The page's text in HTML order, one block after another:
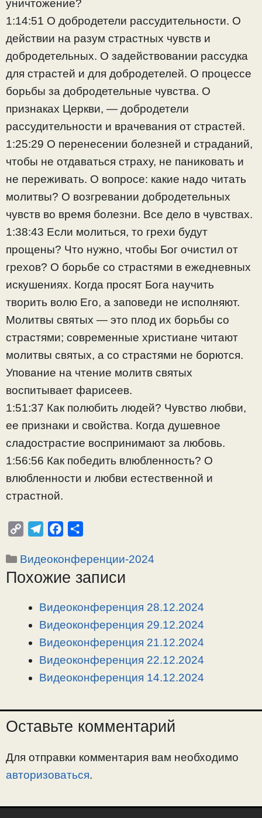
уничтожение?
1:14:51 О добродетели рассудительности. О
действии на разум страстных чувств и
добродетельных. О задействовании рассудка
для страстей и для добродетелей. О процессе
борьбы за добродетельные чувства. О
признаках Церкви, — добродетели
рассудительности и врачевания от страстей.
1:25:29 О перенесении болезней и страданий,
чтобы не отдаваться страху, не паниковать и
не переживать. О вопросе: какие надо читать
молитвы? О возгревании добродетельных
чувств во время болезни. Все дело в чувствах.
1:38:43 Если молиться, то грехи будут
прощены? Что нужно, чтобы Бог очистил от
грехов? О борьбе со страстями в ежедневных
искушениях. Когда просят Бога научить
творить волю Его, а заповеди не исполняют.
Молитвы святых — это плод их борьбы со
страстями; современные христиане читают
молитвы святых, а со страстями не борются.
Упование на чтение молитв святых
воспитывает фарисеев.
1:51:37 Как полюбить людей? Чувство любви,
ее признаки и свойства. Когда душевное
сладострастие воспринимают за любовь.
1:56:56 Как победить влюбленность? О
влюбленности и любви естественной и
страстной.
p
y
l
e
r
a
c
e
o
п
р
в
Рубрики
Видеоконференции-2024
Похожие записи
Видеоконференция 28.12.2024
Видеоконференция 29.12.2024
Видеоконференция 21.12.2024
Видеоконференция 22.12.2024
Видеоконференция 14.12.2024
Оставьте комментарий
Для отправки комментария вам необходимо
авторизоваться.